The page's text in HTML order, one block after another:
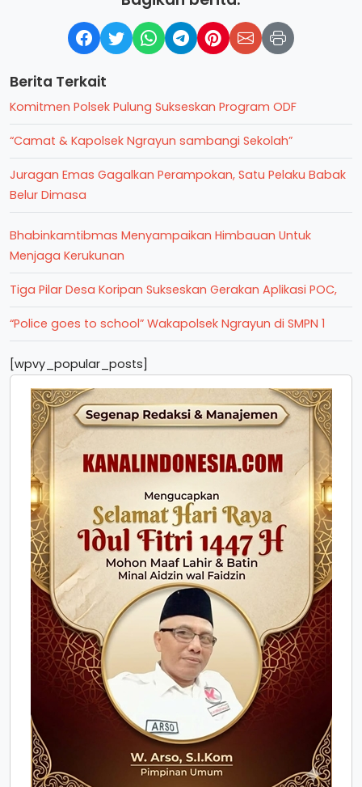
Berita Terkait
Komitmen Polsek Pulung Sukseskan Program ODF
“Camat & Kapolsek Ngrayun sambangi Sekolah”
Juragan Emas Gagalkan Perampokan, Satu Pelaku Babak
Belur Dimasa
Bhabinkamtibmas Menyampaikan Himbauan Untuk
Menjaga Kerukunan
Tiga Pilar Desa Koripan Sukseskan Gerakan Aplikasi POC,
“Police goes to school” Wakapolsek Ngrayun di SMPN 1
[wpvy_popular_posts]